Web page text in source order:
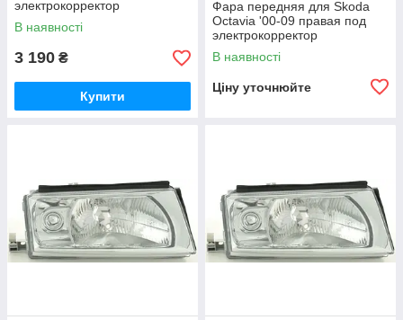
электрокорректор
1U1941015E
В наявності
3 190 ₴
Купити
Фара передняя для Skoda
Octavia '00-09 правая под
электрокорректор
1U1941018P
В наявності
Ціну уточнюйте